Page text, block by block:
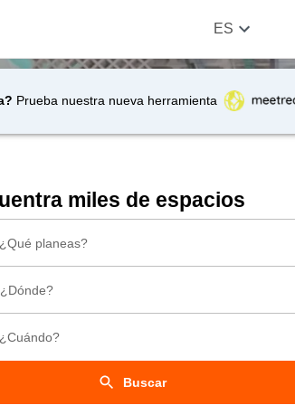
Prueba nuestra nueva herramienta
ES
miles de espacios
¿Qué planeas?
¿Dónde?
¿Cuándo?
Buscar